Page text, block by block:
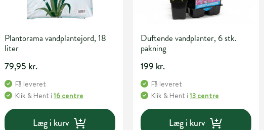
Plantorama vandplantejord, 18
liter
79,95 kr.
Få leveret
Klik & Hent i16 centre
Læg i kurv
Duftende vandplanter, 6 stk.
pakning
199 kr.
Få leveret
Klik & Hent i13 centre
Læg i kurv